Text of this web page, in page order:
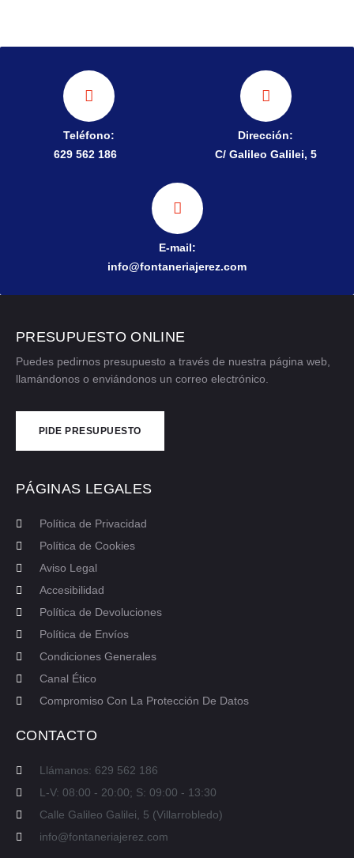
Teléfono:
629 562 186
Dirección:
C/ Galileo Galilei, 5
E-mail:
info@fontaneriajerez.com
PRESUPUESTO ONLINE
Puedes pedirnos presupuesto a través de nuestra página web,
llamándonos o enviándonos un correo electrónico.
PIDE PRESUPUESTO
PÁGINAS LEGALES
Política de Privacidad
Política de Cookies
Aviso Legal
Accesibilidad
Política de Devoluciones
Política de Envíos
Condiciones Generales
Canal Ético
Compromiso Con La Protección De Datos
CONTACTO
Llámanos: 629 562 186
L-V: 08:00 - 20:00; S: 09:00 - 13:30
Calle Galileo Galilei, 5 (Villarrobledo)
info@fontaneriajerez.com